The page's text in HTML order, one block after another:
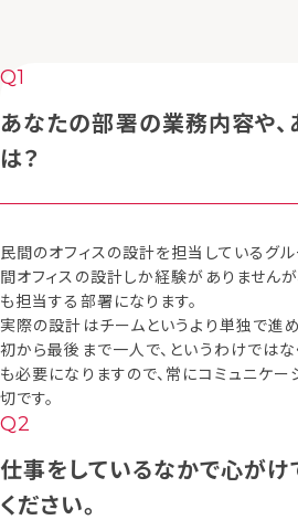
あなたの部署の業務内容や
は？
民間のオフィスの設計を担当しているグ
間オフィスの設計しか経験がありません
も担当する部署になります。
実際の設計はチームというより単独で進
初から最後まで一人で、というわけでは
も必要になりますので、常にコミュニケ
切です。
仕事をしているなかで心がけ
ください。